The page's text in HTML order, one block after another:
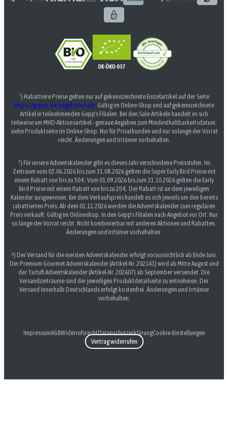
¹) Rabattiere Preise gelten nur auf gekennzeichnete Einzelartikel auf der Seite
https://gepps.de/angebote/sale. Gültig im Online-Shop und auf gekennzeichnete
Artikel in teilnehmenden Gepp's Filialen. Bei den Sale-Artikeln handelt es sich
teilweise um MHD-Aktionsartikel - genaue Angaben zum Mindesthaltbarkeitsdatum:
siehe Produktseite im Online-Shop. Nur für Privatkunden und nur solange der Vorrat
reicht. Änderungen und Irrtümer vorbehalten.
³) Für unsere Adventskalender gibt es dieses Jahr verschiedene Preisstufen. Im
Zeitraum vom 03.06.2026 bis zum 31.08.2026 gelten die Super Early Bird Preise mit
einem Rabatt von bis zu 50 €. Vom 01.09.2026 bis zum 31.10.2026 gelten die Early
Bird Preise mit einem Rabatt von bis zu 20 €. Der Rabatt ist an dem jeweiligen
Kalender ausgewiesen. Bei dem Verkaufspreis handelt es sich jeweils um den bereits
rabattierten Preis. Ab dem 01.11.2026 werden die Adventskalender zum regulären
Preis verkauft. Gültig im Onlineshop. In den Gepp's Filialen nach Angebot vor Ort. Nur
so lange der Vorrat reicht. Nicht kombinierbar mit anderen Aktionen und Rabatten.
Änderungen und Irrtümer vorbehalten.
⁴) Der Versand für die meisten Adventskalender erfolgt voraussichtlich ab Ende Juni.
Der Premium Gourmet Adventskalender (Artikel-Nr. 202141) wird ab Mitte August und
der Tartufi Adventskalender (Artikel-Nr. 202607) ab September versendet. Die
Versandzeiträume sind der jeweiligen Produktdetailseite zu entnehmen. Der
Versand innerhalb Deutschlands erfolgt kostenfrei. Änderungen und Irrtümer
vorbehalten.
ImpressumAGBWiderrufsrechtDatenschutzerklärungCookie-Einstellungen
Vertrag widerrufen